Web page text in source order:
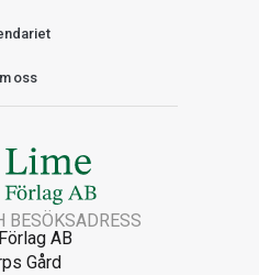
oss
BESÖKSADRESS
AB
Gård